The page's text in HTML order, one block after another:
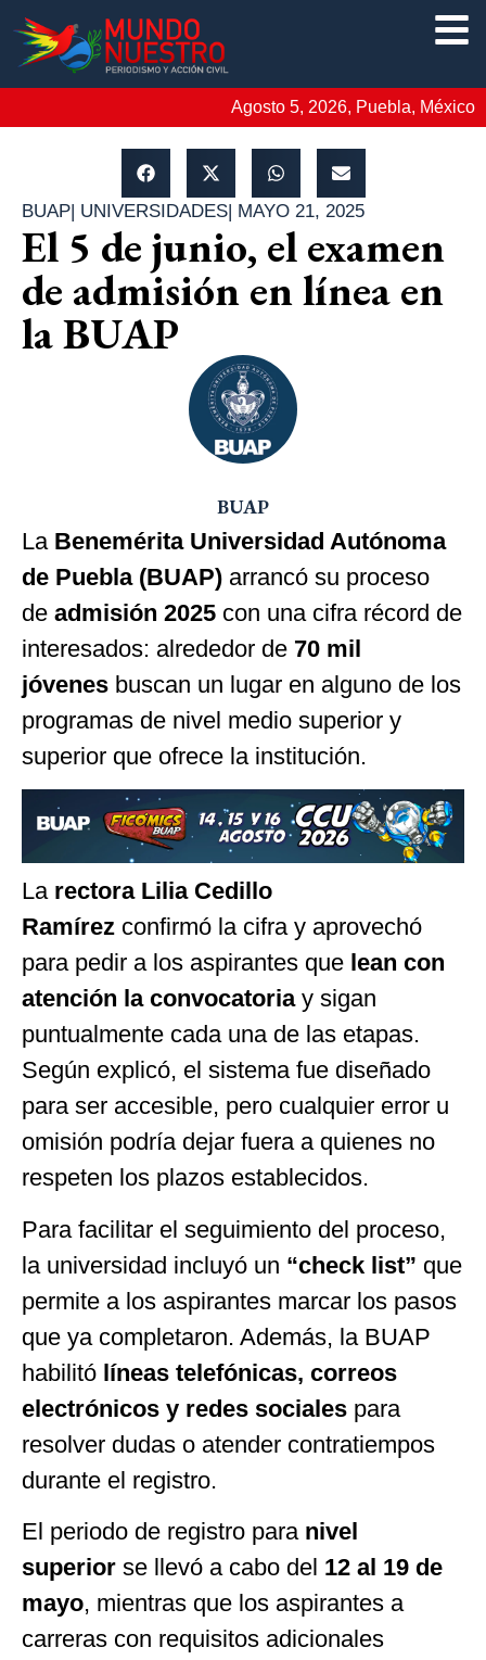
Agosto 5, 2026, Puebla, México
BUAP| UNIVERSIDADES| MAYO 21, 2025
El 5 de junio, el examen
de admisión en línea en
la BUAP
BUAP
La Benemérita Universidad Autónoma
de Puebla (BUAP) arrancó su proceso
de admisión 2025 con una cifra récord de
interesados: alrededor de 70 mil
jóvenes buscan un lugar en alguno de los
programas de nivel medio superior y
superior que ofrece la institución.
La rectora Lilia Cedillo
Ramírez confirmó la cifra y aprovechó
para pedir a los aspirantes que lean con
atención la convocatoriay sigan
puntualmente cada una de las etapas.
Según explicó, el sistema fue diseñado
para ser accesible, pero cualquier error u
omisión podría dejar fuera a quienes no
respeten los plazos establecidos.
Para facilitar el seguimiento del proceso,
la universidad incluyó un “check list” que
permite a los aspirantes marcar los pasos
que ya completaron. Además, la BUAP
habilitó líneas telefónicas, correos
electrónicos y redes sociales para
resolver dudas o atender contratiempos
durante el registro.
El periodo de registro para nivel
superior se llevó a cabo del 12 al 19 de
mayo, mientras que los aspirantes a
carreras con requisitos adicionales